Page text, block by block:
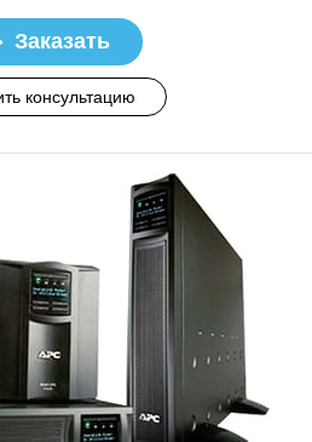
Заказать
консультацию